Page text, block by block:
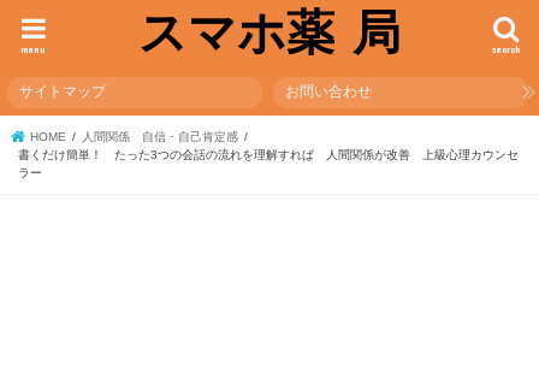
スマホ薬 局 search
menu
サイトマップ お問い合わせ
HOME
人間関係 自信・自己肯定感
書くだけ簡単！ たった3つの会話の流れを理解すれば 人間関係が改善 上級心理カウンセ
ラー